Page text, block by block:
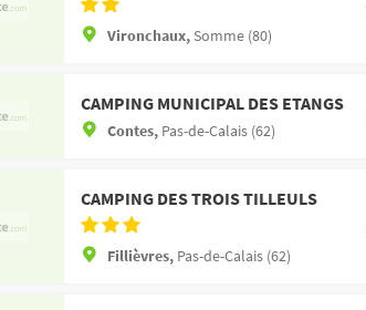
Vironchaux, Somme (80)
CAMPING MUNICIPAL DES ETANGS
Contes, Pas-de-Calais (62)
CAMPING DES TROIS TILLEULS
Fillièvres, Pas-de-Calais (62)